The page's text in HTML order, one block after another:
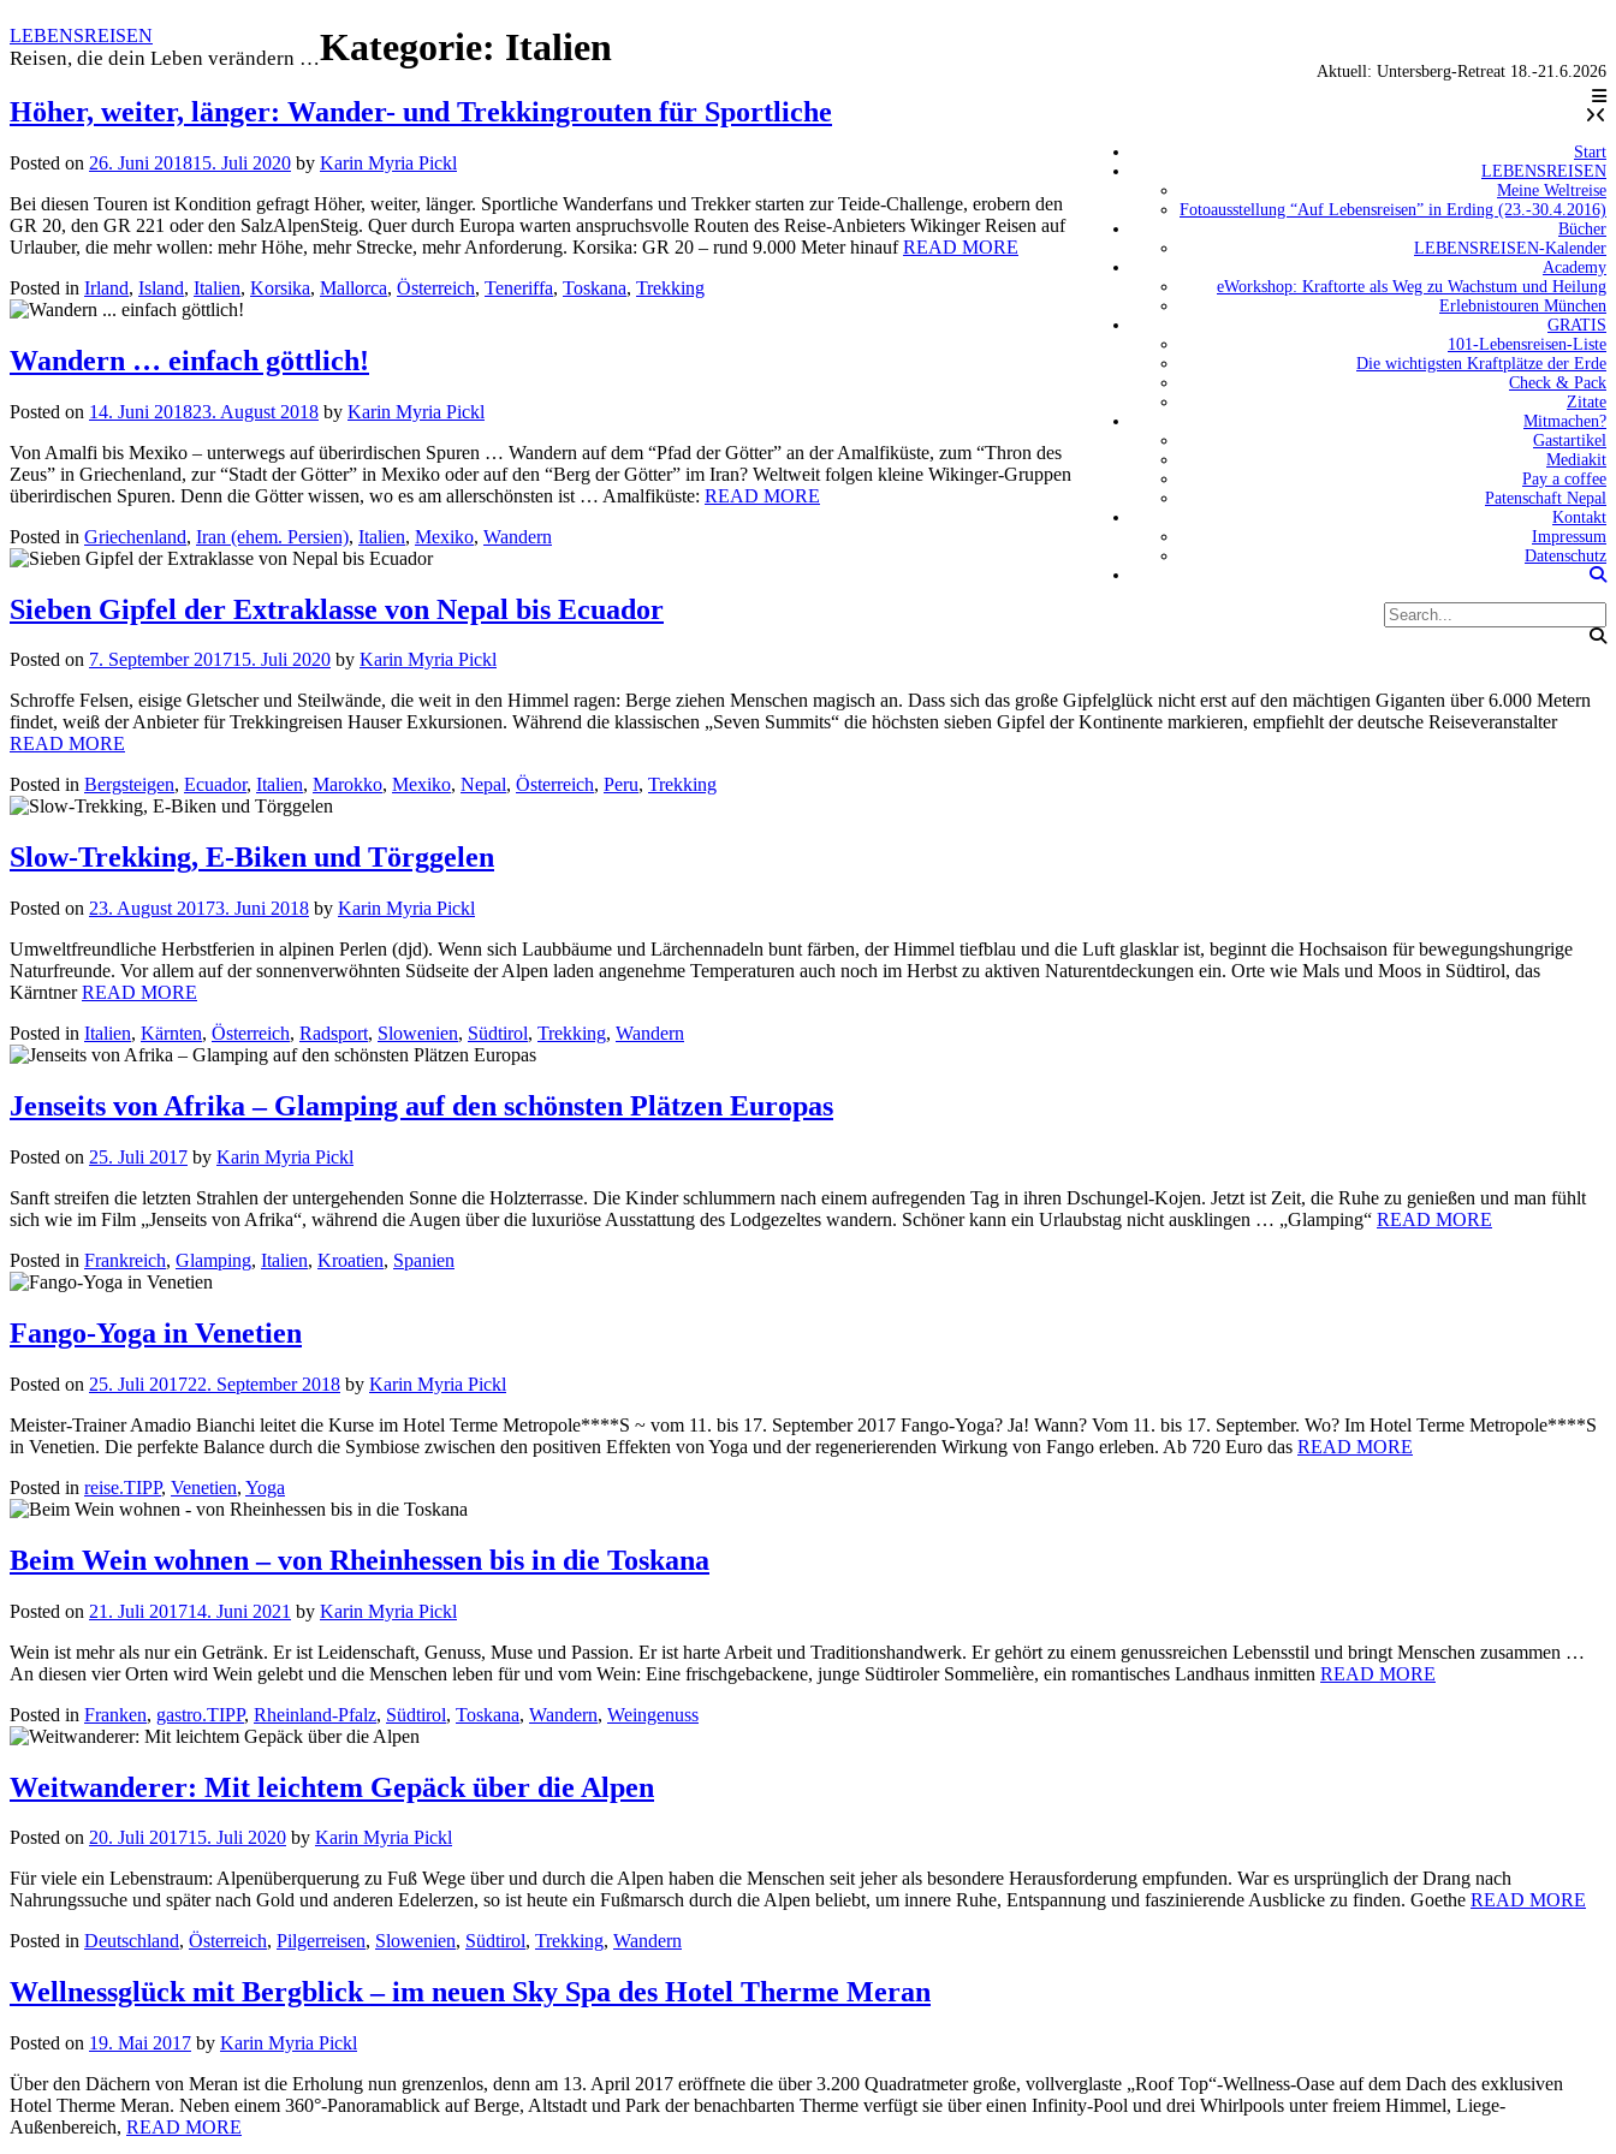
Skip
to
LEBENSREISEN
Reisen, die dein Leben verändern …
Aktuell: Untersberg-Retreat 18.-21.6.2026
Start
LEBENSREISEN
Meine Weltreise
Fotoausstellung “Auf Lebensreisen” in Erding (23.-30.4.2016)
Bücher
LEBENSREISEN-Kalender
Academy
eWorkshop: Kraftorte als Weg zu Wachstum und Heilung
Erlebnistouren München
GRATIS
101-Lebensreisen-Liste
Die wichtigsten Kraftplätze der Erde
Check & Pack
Zitate
Mitmachen?
Gastartikel
Mediakit
Pay a coffee
Patenschaft Nepal
Kontakt
Impressum
Datenschutz
Kategorie: Italien
Höher, weiter, länger: Wander- und Trekkingrouten für Sportliche
Posted on 26. Juni 201815. Juli 2020 by Karin Myria Pickl
Bei diesen Touren ist Kondition gefragt Höher, weiter, länger. Sportliche Wanderfans und Trekker starten zur Teide-Challenge, erobern den
GR 20, den GR 221 oder den SalzAlpenSteig. Quer durch Europa warten anspruchsvolle Routen des Reise-Anbieters Wikinger Reisen auf
Urlauber, die mehr wollen: mehr Höhe, mehr Strecke, mehr Anforderung. Korsika: GR 20 – rund 9.000 Meter hinaufREAD MORE
Posted in Irland, Island, Italien, Korsika, Mallorca, Österreich, Teneriffa, Toskana, Trekking
Wandern … einfach göttlich!
Posted on 14. Juni 201823. August 2018 by Karin Myria Pickl
Von Amalfi bis Mexiko – unterwegs auf überirdischen Spuren … Wandern auf dem “Pfad der Götter” an der Amalfiküste, zum “Thron des
Zeus” in Griechenland, zur “Stadt der Götter” in Mexiko oder auf den “Berg der Götter” im Iran? Weltweit folgen kleine Wikinger-Gruppen
überirdischen Spuren. Denn die Götter wissen, wo es am allerschönsten ist … Amalfiküste: READ MORE
Posted in Griechenland, Iran (ehem. Persien), Italien, Mexiko, Wandern
Sieben Gipfel der Extraklasse von Nepal bis Ecuador
Posted on 7. September 201715. Juli 2020 by Karin Myria Pickl
Schroffe Felsen, eisige Gletscher und Steilwände, die weit in den Himmel ragen: Berge ziehen Menschen magisch an. Dass sich das große Gipfelglück nicht erst auf den mächtigen Giganten über 6.000 Metern
findet, weiß der Anbieter für Trekkingreisen Hauser Exkursionen. Während die klassischen „Seven Summits“ die höchsten sieben Gipfel der Kontinente markieren, empfiehlt der deutsche Reiseveranstalter
READ MORE
Posted in Bergsteigen, Ecuador, Italien, Marokko, Mexiko, Nepal, Österreich, Peru, Trekking
Slow-Trekking, E-Biken und Törggelen
Posted on 23. August 20173. Juni 2018 by Karin Myria Pickl
Umweltfreundliche Herbstferien in alpinen Perlen (djd). Wenn sich Laubbäume und Lärchennadeln bunt färben, der Himmel tiefblau und die Luft glasklar ist, beginnt die Hochsaison für bewegungshungrige
Naturfreunde. Vor allem auf der sonnenverwöhnten Südseite der Alpen laden angenehme Temperaturen auch noch im Herbst zu aktiven Naturentdeckungen ein. Orte wie Mals und Moos in Südtirol, das
KärntnerREAD MORE
Posted in Italien, Kärnten, Österreich, Radsport, Slowenien, Südtirol, Trekking, Wandern
Jenseits von Afrika – Glamping auf den schönsten Plätzen Europas
Posted on 25. Juli 2017 by Karin Myria Pickl
Sanft streifen die letzten Strahlen der untergehenden Sonne die Holzterrasse. Die Kinder schlummern nach einem aufregenden Tag in ihren Dschungel-Kojen. Jetzt ist Zeit, die Ruhe zu genießen und man fühlt
sich wie im Film „Jenseits von Afrika“, während die Augen über die luxuriöse Ausstattung des Lodgezeltes wandern. Schöner kann ein Urlaubstag nicht ausklingen … „Glamping“ READ MORE
Posted in Frankreich, Glamping, Italien, Kroatien, Spanien
Fango-Yoga in Venetien
Posted on 25. Juli 201722. September 2018 by Karin Myria Pickl
Meister-Trainer Amadio Bianchi leitet die Kurse im Hotel Terme Metropole****S ~ vom 11. bis 17. September 2017 Fango-Yoga? Ja! Wann? Vom 11. bis 17. September. Wo? Im Hotel Terme Metropole****S
in Venetien. Die perfekte Balance durch die Symbiose zwischen den positiven Effekten von Yoga und der regenerierenden Wirkung von Fango erleben. Ab 720 Euro das READ MORE
Posted in reise.TIPP, Venetien, Yoga
Beim Wein wohnen – von Rheinhessen bis in die Toskana
Posted on 21. Juli 201714. Juni 2021 by Karin Myria Pickl
Wein ist mehr als nur ein Getränk. Er ist Leidenschaft, Genuss, Muse und Passion. Er ist harte Arbeit und Traditionshandwerk. Er gehört zu einem genussreichen Lebensstil und bringt Menschen zusammen …
An diesen vier Orten wird Wein gelebt und die Menschen leben für und vom Wein: Eine frischgebackene, junge Südtiroler Sommelière, ein romantisches Landhaus inmitten READ MORE
Posted in Franken, gastro.TIPP, Rheinland-Pfalz, Südtirol, Toskana, Wandern, Weingenuss
Weitwanderer: Mit leichtem Gepäck über die Alpen
Posted on 20. Juli 201715. Juli 2020 by Karin Myria Pickl
Für viele ein Lebenstraum: Alpenüberquerung zu Fuß Wege über und durch die Alpen haben die Menschen seit jeher als besondere Herausforderung empfunden. War es ursprünglich der Drang nach
Nahrungssuche und später nach Gold und anderen Edelerzen, so ist heute ein Fußmarsch durch die Alpen beliebt, um innere Ruhe, Entspannung und faszinierende Ausblicke zu finden. Goethe READ MORE
Posted in Deutschland, Österreich, Pilgerreisen, Slowenien, Südtirol, Trekking, Wandern
Wellnessglück mit Bergblick – im neuen Sky Spa des Hotel Therme Meran
Posted on 19. Mai 2017 by Karin Myria Pickl
Über den Dächern von Meran ist die Erholung nun grenzenlos, denn am 13. April 2017 eröffnete die über 3.200 Quadratmeter große, vollverglaste „Roof Top“-Wellness-Oase auf dem Dach des exklusiven
Hotel Therme Meran. Neben einem 360°-Panoramablick auf Berge, Altstadt und Park der benachbarten Therme verfügt sie über einen Infinity-Pool und drei Whirlpools unter freiem Himmel, Liege-
Außenbereich, READ MORE